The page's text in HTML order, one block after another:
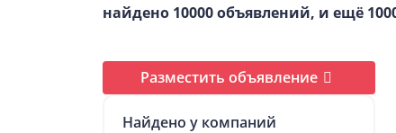
найдено 10000 объявлений, и ещё
Разместить объявление
Найдено у компаний